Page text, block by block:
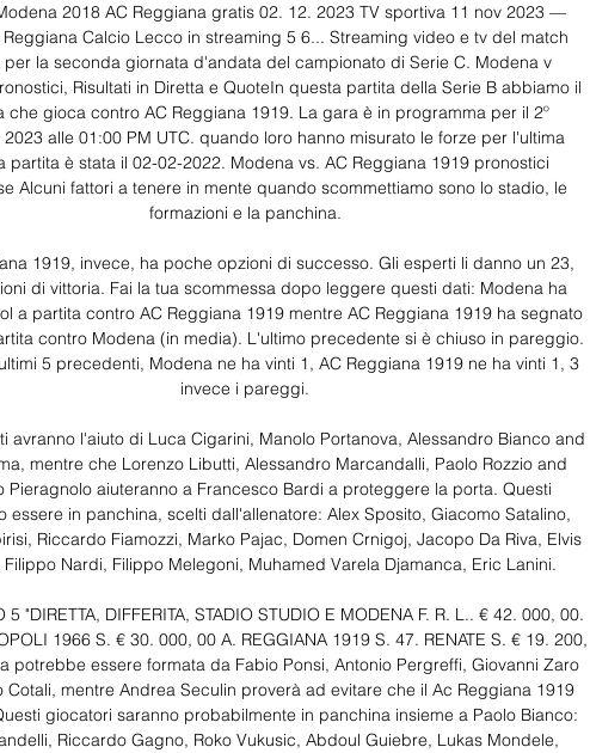
2018 AC Reggiana gratis 02. 12. 2023 TV sportiva 11 nov 2023 —
Reggiana Calcio Lecco in streaming 5 6... Streaming video e tv del match
per la seconda giornata d'andata del campionato di Serie C. Modena v
Risultati in Diretta e QuoteIn questa partita della Serie B abbiamo il
che gioca contro AC Reggiana 1919. La gara è in programma per il 2º
alle 01:00 PM UTC. quando loro hanno misurato le forze per l'ultima
partita è stata il 02-02-2022. Modena vs. AC Reggiana 1919 pronostici
Alcuni fattori a tenere in mente quando scommettiamo sono lo stadio, le
formazioni e la panchina.
1919, invece, ha poche opzioni di successo. Gli esperti li danno un 23,
di vittoria. Fai la tua scommessa dopo leggere questi dati: Modena ha
a partita contro AC Reggiana 1919 mentre AC Reggiana 1919 ha segnato
contro Modena (in media). L'ultimo precedente si è chiuso in pareggio.
5 precedenti, Modena ne ha vinti 1, AC Reggiana 1919 ne ha vinti 1, 3
invece i pareggi.
avranno l'aiuto di Luca Cigarini, Manolo Portanova, Alessandro Bianco and
mentre che Lorenzo Libutti, Alessandro Marcandalli, Paolo Rozzio and
Pieragnolo aiuteranno a Francesco Bardi a proteggere la porta. Questi
essere in panchina, scelti dall'allenatore: Alex Sposito, Giacomo Satalino,
Riccardo Fiamozzi, Marko Pajac, Domen Crnigoj, Jacopo Da Riva, Elvis
Filippo Nardi, Filippo Melegoni, Muhamed Varela Djamanca, Eric Lanini.
5 "DIRETTA, DIFFERITA, STADIO STUDIO E MODENA F. R. L.. € 42. 000, 00.
1966 S. € 30. 000, 00 A. REGGIANA 1919 S. 47. RENATE S. € 19. 200,
potrebbe essere formata da Fabio Ponsi, Antonio Pergreffi, Giovanni Zaro
Cotali, mentre Andrea Seculin proverà ad evitare che il Ac Reggiana 1919
giocatori saranno probabilmente in panchina insieme a Paolo Bianco:
Riccardo Gagno, Roko Vukusic, Abdoul Guiebre, Lukas Mondele,